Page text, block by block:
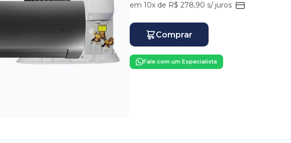
em 10x de R$ 278,90 s/ juros
Comprar
Fale com um Especialista